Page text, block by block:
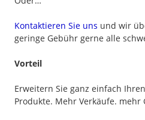
Kontaktieren Sie uns und wir
geringe Gebühr gerne alle
Vorteil
Erweitern Sie ganz einfach
Produkte. Mehr Verkäufe. mehr